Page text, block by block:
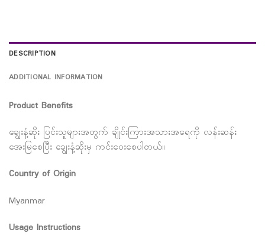
DESCRIPTION
ADDITIONAL INFORMATION
Product Benefits
ချွေးနံ့ဆိုး ပြင်းသူများအတွက် ချိုင်းကြားအသားအရေကို လန်းဆန်း
အေးမြစေပြီး ချွေးနံ့ဆိုးမှ ကင်းဝေးစေပါတယ်။
Country of Origin
Myanmar
Usage Instructions